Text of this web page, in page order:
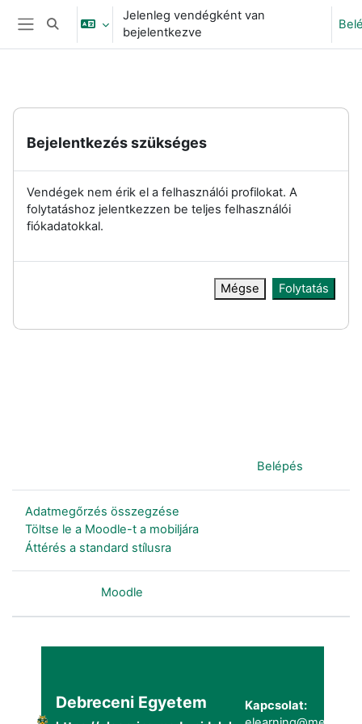
Tovább a fő tartalomhoz
Oldalpanel
Keresési bemeneti adatok váltása
Jelenleg vendégként van
bejelentkezve
Bejelentkezés szükséges
Vendégek nem érik el a felhasználói profilokat. A
folytatáshoz jelentkezzen be teljes felhasználói
fiókadatokkal.
Mégse Folytatás
Belépés
Adatmegőrzés összegzése
Töltse le a Moodle-t a mobiljára
Áttérés a standard stílusra
Moodle
Debreceni Egyetem
Kapcsolat: